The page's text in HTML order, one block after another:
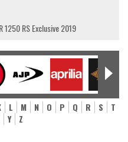
R 1250 RS Exclusive 2019
L M N O P Q R S
T
Y Z